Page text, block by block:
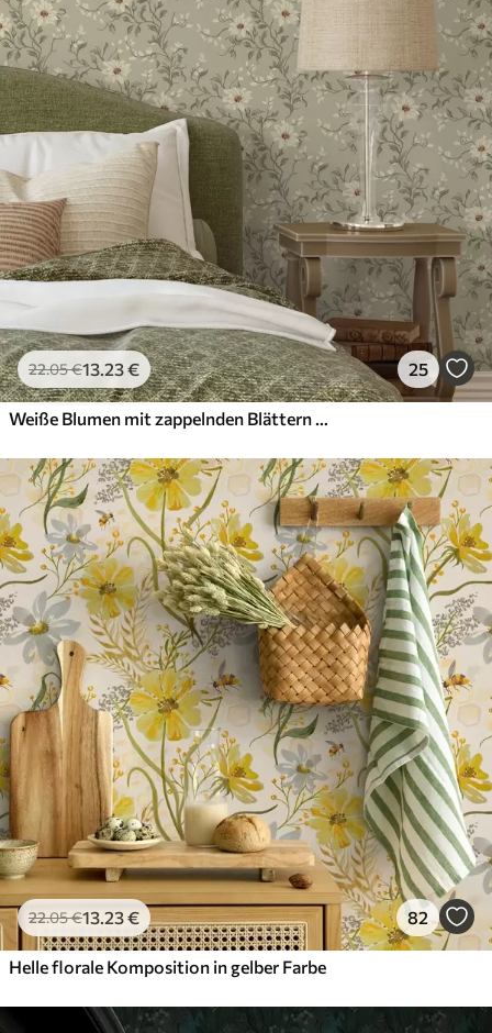
22.05€13.23€ 25
Weiße Blumen mit zappelnden Blättern auf hellem Hintergrund
22.05€13.23€ 82
Helle florale Komposition in gelber Farbe